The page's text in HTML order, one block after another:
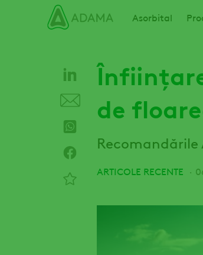
Main navigation
Asorbital
de
Recomandările
ARTICOLE RECENTE